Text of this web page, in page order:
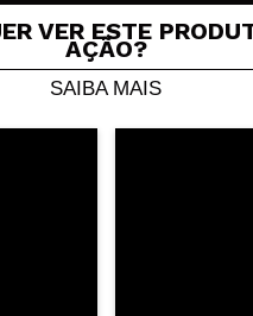
um vídeo ou uma foto
pode ser o primeiro. Imagine
VER ESTE
AÇÃO?
SAIBA MAIS